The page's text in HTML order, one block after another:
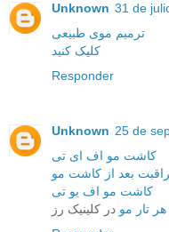
Unknown 31 de
ترمیم موی طبیعی
کلیک کنید
Responder
Unknown 25 de
کاشت مو اف ای تی
بعد از کاشت مو
کاشت مو اف یو تی
تار مو در کلینیک رز